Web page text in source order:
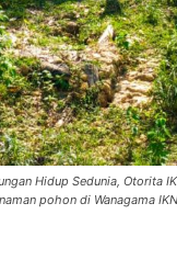
Hidup Sedunia, Otorita
pohon di Wanagama